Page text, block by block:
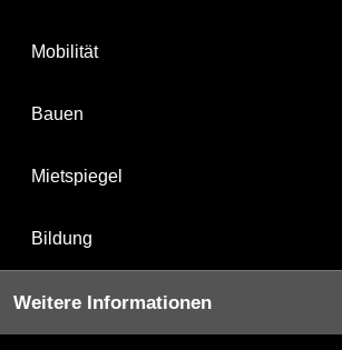
Mobilität
Bauen
Mietspiegel
Bildung
Weitere Informationen